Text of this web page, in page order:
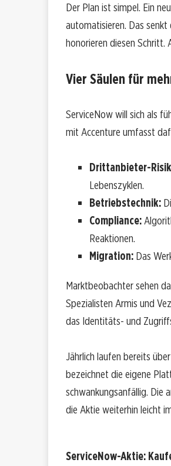
Der Plan ist simpel. Ein
automatisieren. Das
honorieren diesen Schritt.
Vier Säulen für
ServiceNow will sich als
mit Accenture umfasst
Drittanbieter-
Lebenszyklen.
Betriebstechnik:
Compliance:
Reaktionen.
Migration: Das
Marktbeobachter sehen
Spezialisten Armis und
das Identitäts- und
Jährlich laufen bereits
bezeichnet die eigene
schwankungsanfällig. Die
die Aktie weiterhin leicht
ServiceNow-Aktie: